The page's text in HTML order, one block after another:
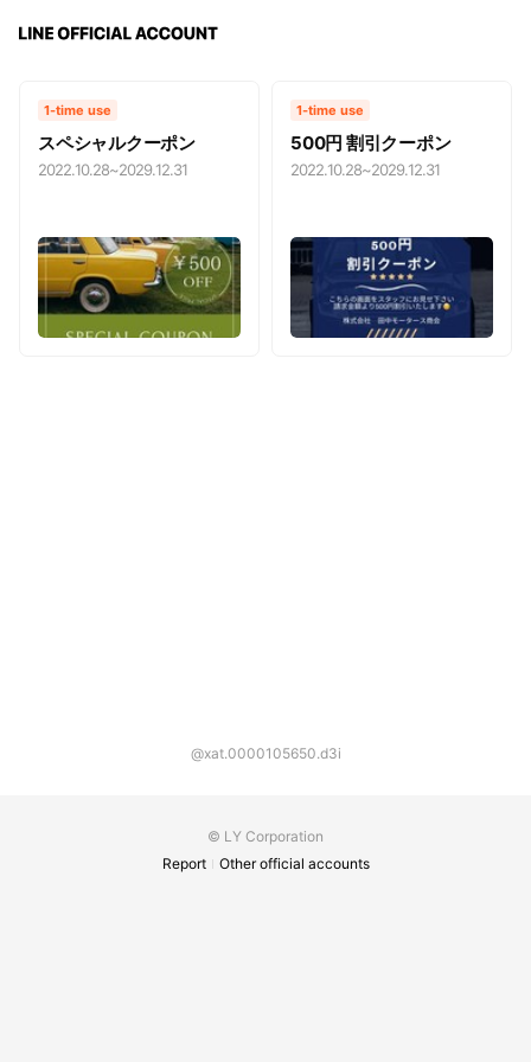
1-time use
スペシャルクーポン
2022.10.28~2029.12.31
1-time use
500円 割引クーポン
2022.10.28~2029.12.31
@xat.0000105650.d3i
© LY Corporation
Report
Other official accounts